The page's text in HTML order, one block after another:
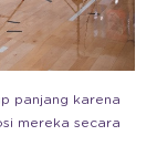
panjang karena
mereka secara